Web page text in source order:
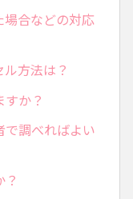
合などの対応
方法は？
か？
で調べればよい